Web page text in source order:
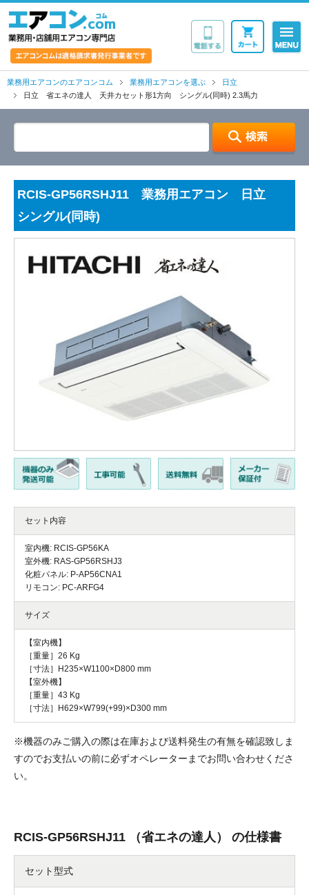
業務用エアコンのエアコンコム 業務用エアコンを選ぶ
日立
日立 省エネの達人 天井カセット形1方向 シングル(同時) 2.3馬力
RCIS-GP56RSHJ11 業務用エアコン 日立
シングル(同時)
セット内容
室内機: RCIS-GP56KA
室外機: RAS-GP56RSHJ3
化粧パネル: P-AP56CNA1
リモコン: PC-ARFG4
サイズ
【室内機】
［重量］26 Kg
［寸法］H235×W1100×D800 mm
【室外機】
［重量］43 Kg
［寸法］H629×W799(+99)×D300 mm
※機器のみご購入の際は在庫および送料発生の有無を確認致しま
すのでお支払いの前に必ずオペレーターまでお問い合わせくださ
い。
RCIS-GP56RSHJ11 （省エネの達人） の仕様書
セット型式